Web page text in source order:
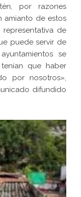
por razones
amianto de estos
de
puede servir de
se
que haber
por nosotros»,
difundido